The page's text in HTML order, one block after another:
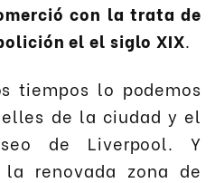
con la trata de
el el siglo XIX.
tiempos lo podemos
de la ciudad y el
de Liverpool. Y
renovada zona de